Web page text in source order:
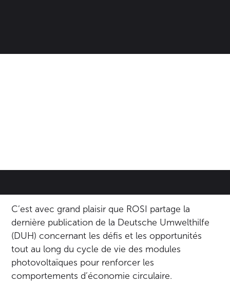
C’est avec grand plaisir que ROSI partage la
dernière publication de la Deutsche Umwelthilfe
(DUH) concernant les défis et les opportunités
tout au long du cycle de vie des modules
photovoltaïques pour renforcer les
comportements d’économie circulaire.